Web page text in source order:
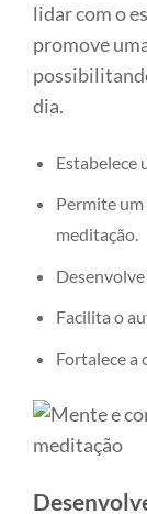
lidar com o
promove
dia.
Estabelece
Permite
meditação.
Facilita o
Fortalece a